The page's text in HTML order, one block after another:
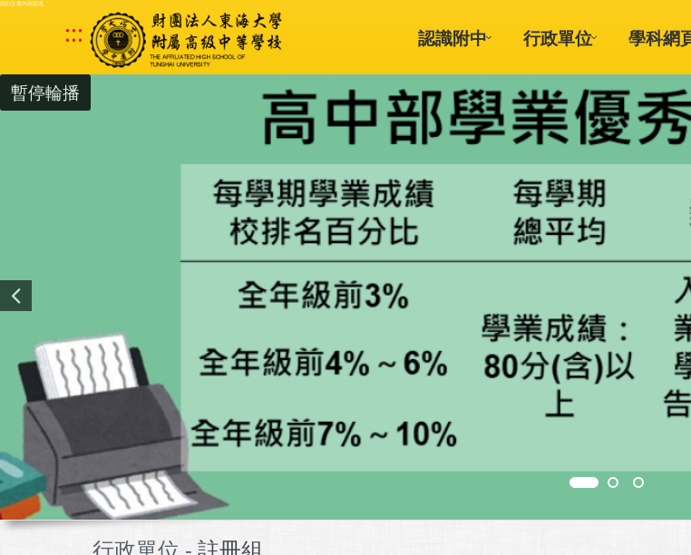
跳到主要內容區塊
::: 認識附中 行政單位 學科網
暫停輪播
行政單位 - 註冊組